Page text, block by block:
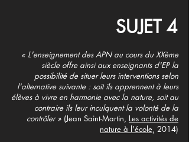
SUJET 4
« L'enseignement des APN au cours du XXème
siècle offre ainsi aux enseignants d'EP la
possibilité de situer leurs interventions selon
l'alternative suivante : soit ils apprennent à leurs
élèves à vivre en harmonie avec la nature, soit au
contraire ils leur inculquent la volonté de la
contrôler» (Jean Saint-Martin, Les activités de
nature à l'école, 2014)